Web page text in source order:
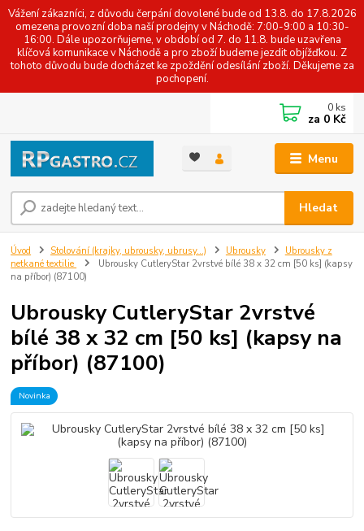
Vážení zákazníci, z důvodu čerpání dovolené bude od 13.8. do 17.8.2026
omezena provozní doba naší prodejny v Náchodě: 7:00-9:00 a 10:30-
16:00. Dále upozorňujeme, v období od 7. do 11.8. bude uzavřena
klíčová komunikace v Náchodě a pro zboží budeme jezdit objížďkou. Z
tohoto důvodu bude docházet ke zpoždění odesílání zboží. Děkujeme za
pochopení.
Menu
Hledat
0 ks
za 0 Kč
Úvod Stolování (krajky, ubrousky, ubrusy...) Ubrousky
Ubrousky z
netkané textilie
Ubrousky CutleryStar 2vrstvé bílé 38 x 32 cm [50 ks] (kapsy
na příbor) (87100)
Ubrousky CutleryStar 2vrstvé
bílé 38 x 32 cm [50 ks] (kapsy na
příbor) (87100)
Novinka